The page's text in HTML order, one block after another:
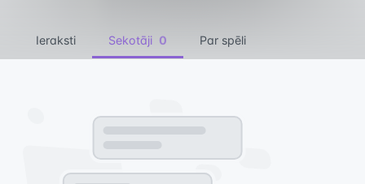
Ieraksti Sekotāji 0 Par spēli